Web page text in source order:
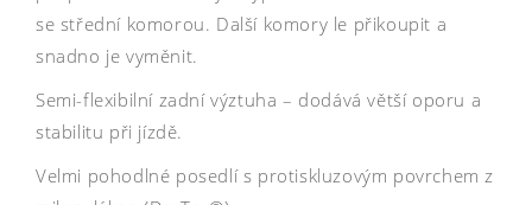
se střední komorou. Další komory le přikoupit a
snadno je vyměnit.
Semi-flexibilní zadní výztuha – dodává větší oporu a
stabilitu při jízdě.
Velmi pohodlné posedlí s protiskluzovým povrchem z